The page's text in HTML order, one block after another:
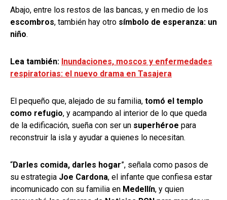
Abajo, entre los restos de las bancas, y en medio de los
escombros, también hay otro símbolo de esperanza: un
niño.
Lea también: Inundaciones, moscos y enfermedades
respiratorias: el nuevo drama en Tasajera
El pequeño que, alejado de su familia, tomó el templo
como refugio, y acampando al interior de lo que queda
de la edificación, sueña con ser un superhéroe para
reconstruir la isla y ayudar a quienes lo necesitan.
“Darles comida, darles hogar”, señala como pasos de
su estrategia Joe Cardona, el infante que confiesa estar
incomunicado con su familia en Medellín, y quien